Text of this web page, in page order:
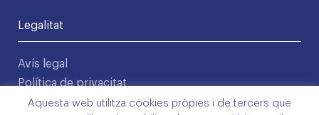
Legalitat
Avís legal
Política de privacitat
Condicions d'ús
Aquesta web utilitza cookies pròpies i de tercers que